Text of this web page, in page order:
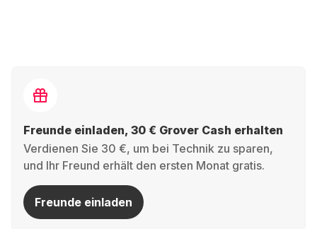
Freunde einladen, 30 € Grover Cash erhalten
Verdienen Sie 30 €, um bei Technik zu sparen,
und Ihr Freund erhält den ersten Monat gratis.
Freunde einladen